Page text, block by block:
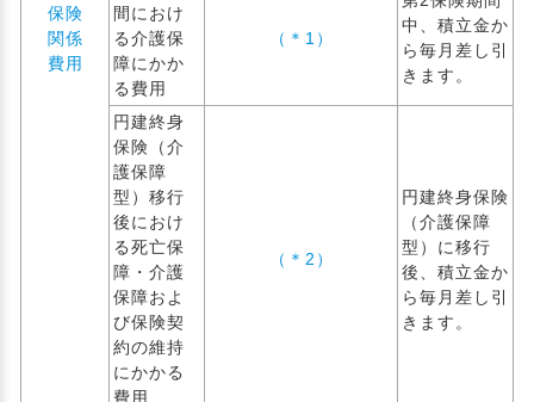
保険
関係
費用
間におけ
る介護保
障にかか
る費用
（＊1）
中、積立金か
ら毎月差し引
きます。
円建終身
保険（介
護保障
型）移行
後におけ
る死亡保
障・介護
保障およ
び保険契
約の維持
にかかる
費用
（＊2）
円建終身保険
（介護保障
型）に移行
後、積立金か
ら毎月差し引
きます。